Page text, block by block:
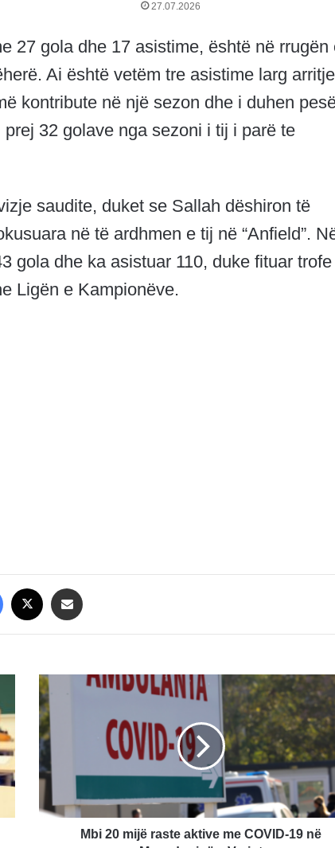
27.07.2026
27 gola dhe 17 asistime, është në rrugën
Ai është vetëm tre asistime larg
kontribute në një sezon dhe i duhen
32 golave ​​nga sezoni i tij i parë te
saudite, duket se Sallah dëshiron të
në të ardhmen e tij në “Anfield”.
gola dhe ka asistuar 110, duke fituar
Ligën e Kampionëve.
Facebook
Mbi
20
mijë
raste
aktive
me
COVID-
në
MaqedoninëMbi 20 mijë raste aktive me COVID-19 në